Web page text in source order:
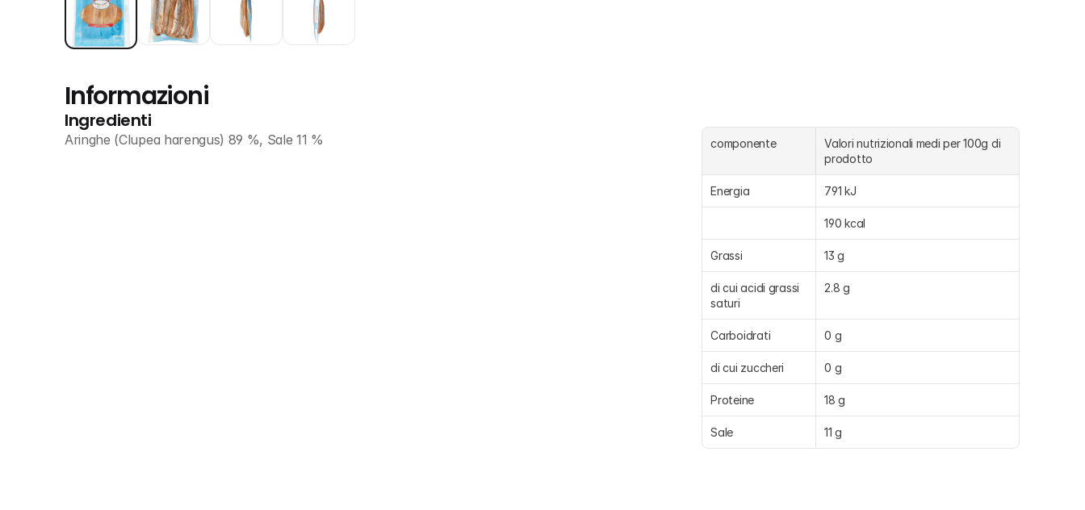
Informazioni
Ingredienti
Aringhe (Clupea harengus) 89 %, Sale 11 % componente
Valori nutrizionali medi per 100g di
prodotto
Energia 791 kJ
190 kcal
Grassi 13 g
di cui acidi grassi
saturi
2.8 g
Carboidrati 0 g
di cui zuccheri 0 g
Proteine 18 g
Sale 11 g